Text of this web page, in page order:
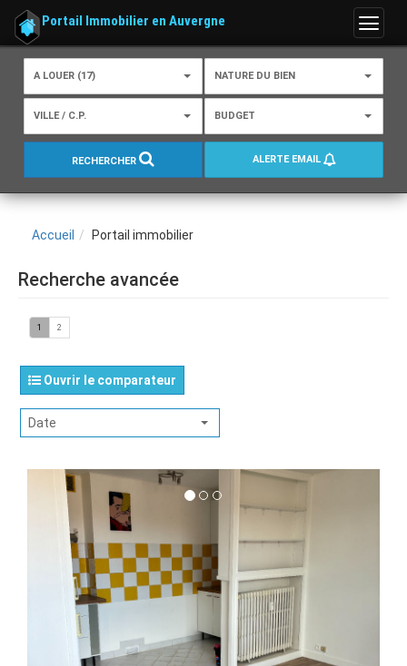
Menu
Portail Immobilier en Auvergne
A LOUER (17) NATURE DU BIEN
VILLE / C.P. BUDGET
RECHERCHER ALERTE EMAIL
Accueil Portail immobilier
Recherche avancée
1 2
Ouvrir le comparateur
Date